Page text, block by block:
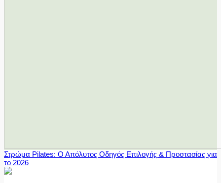
Στρώμα Pilates: Ο Απόλυτος Οδηγός Επιλογής & Προστασίας για
το 2026